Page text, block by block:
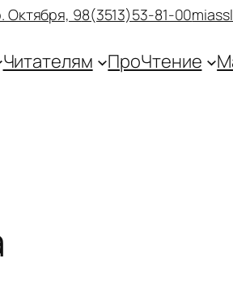
Октября, 98(3513)53-81-00
Читателям ПроЧтение